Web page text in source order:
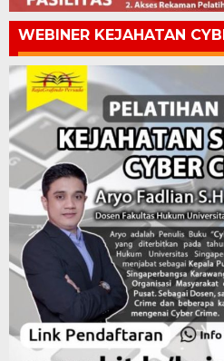
WEBINER KEJAHATAN